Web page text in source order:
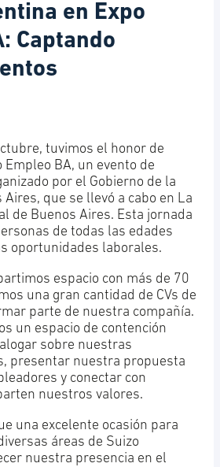
en Expo
Captando
tuvimos el honor de
BA, un evento de
por el Gobierno de la
Aires, que se llevó a cabo en La
de Buenos Aires. Esta jornada
de todas las edades
oportunidades laborales.
espacio con más de 70
una gran cantidad de CVs de
parte de nuestra compañía.
un espacio de contención
sobre nuestras
presentar nuestra propuesta
y conectar con
nuestros valores.
una excelente ocasión para
áreas de Suizo
nuestra presencia en el